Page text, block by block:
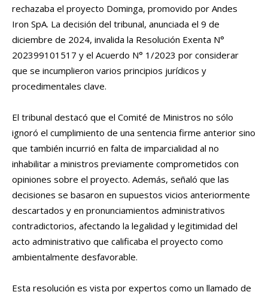
rechazaba el proyecto Dominga, promovido por Andes
Iron SpA. La decisión del tribunal, anunciada el 9 de
diciembre de 2024, invalida la Resolución Exenta N°
202399101517 y el Acuerdo N° 1/2023 por considerar
que se incumplieron varios principios jurídicos y
procedimentales clave.
El tribunal destacó que el Comité de Ministros no sólo
ignoró el cumplimiento de una sentencia firme anterior sino
que también incurrió en falta de imparcialidad al no
inhabilitar a ministros previamente comprometidos con
opiniones sobre el proyecto. Además, señaló que las
decisiones se basaron en supuestos vicios anteriormente
descartados y en pronunciamientos administrativos
contradictorios, afectando la legalidad y legitimidad del
acto administrativo que calificaba el proyecto como
ambientalmente desfavorable.
Esta resolución es vista por expertos como un llamado de